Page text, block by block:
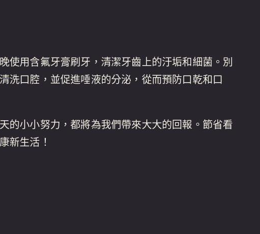
使用含氟牙膏刷牙，清潔牙齒上的汙垢和細菌。別
洗口腔，並促進唾液的分泌，從而預防口乾和口
的小小努力，都將為我們帶來大大的回報。節省看
新生活！